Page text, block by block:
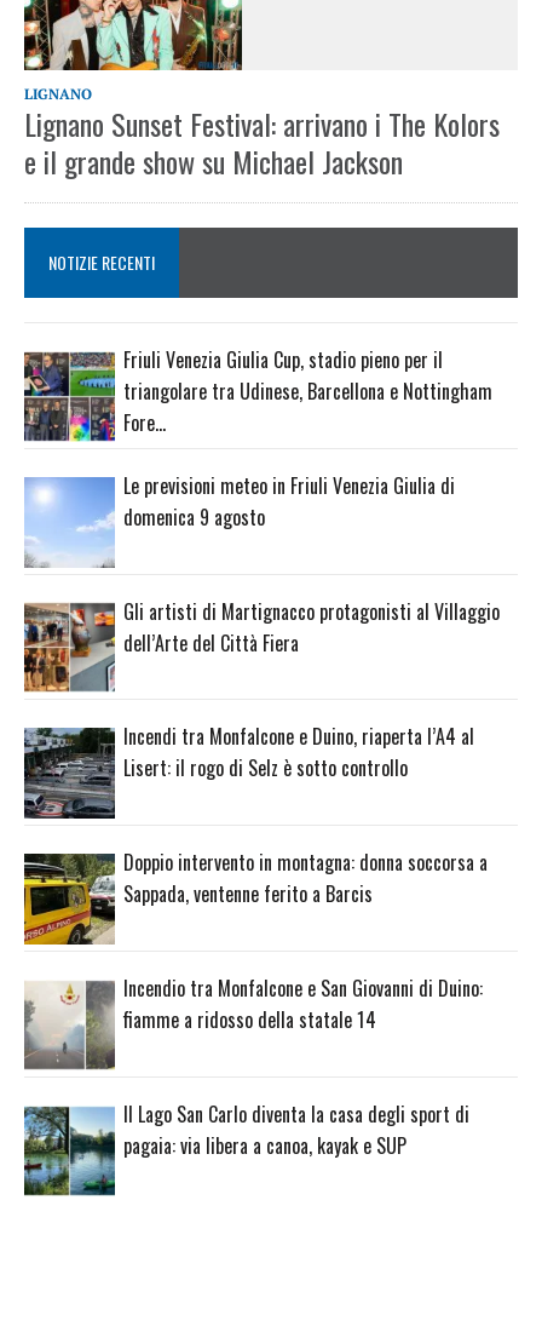
LIGNANO
Lignano Sunset Festival: arrivano i The Kolors
e il grande show su Michael Jackson
NOTIZIE RECENTI
Friuli Venezia Giulia Cup, stadio pieno per il
triangolare tra Udinese, Barcellona e Nottingham
Fore…
Le previsioni meteo in Friuli Venezia Giulia di
domenica 9 agosto
Gli artisti di Martignacco protagonisti al Villaggio
dell’Arte del Città Fiera
Incendi tra Monfalcone e Duino, riaperta l’A4 al
Lisert: il rogo di Selz è sotto controllo
Doppio intervento in montagna: donna soccorsa a
Sappada, ventenne ferito a Barcis
Incendio tra Monfalcone e San Giovanni di Duino:
fiamme a ridosso della statale 14
Il Lago San Carlo diventa la casa degli sport di
pagaia: via libera a canoa, kayak e SUP